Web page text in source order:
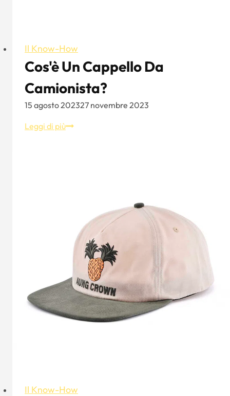
Il Know-How
Cos'è Un Cappello Da
Camionista?
15 agosto 202327 novembre 2023
Leggi di piùCos'è
Il Know-How